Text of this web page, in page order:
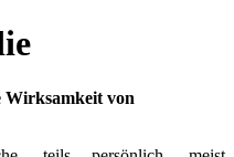
Wirksamkeit von